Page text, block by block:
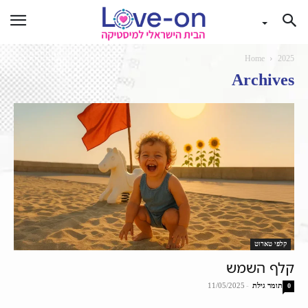
Home 2025
Archives
קלפי טארוט
קלף השמש
תומר גילת -
11/05/2025 0